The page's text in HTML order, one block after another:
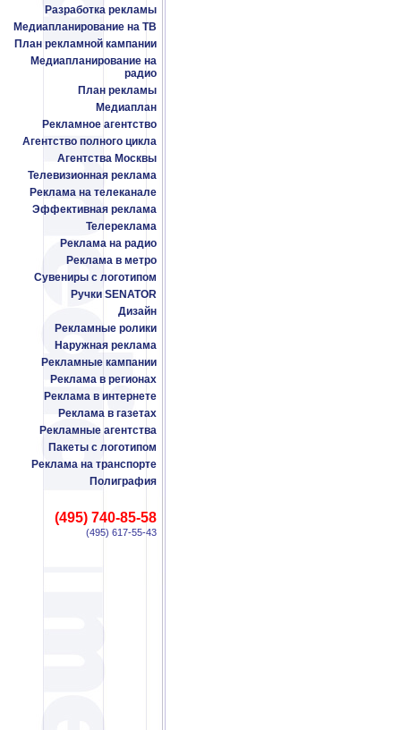
Разработка рекламы
Медиапланирование на ТВ
План рекламной кампании
Медиапланирование на
радио
План рекламы
Медиаплан
Рекламное агентство
Агентство полного цикла
Агентства Москвы
Телевизионная реклама
Реклама на телеканале
Эффективная реклама
Телереклама
Реклама на радио
Реклама в метро
Сувениры с логотипом
Ручки SENATOR
Дизайн
Рекламные ролики
Наружная реклама
Рекламные кампании
Реклама в регионах
Реклама в интернете
Реклама в газетах
Рекламные агентства
Пакеты с логотипом
Реклама на транспорте
Полиграфия
(495) 740-85-58
(495) 617-55-43